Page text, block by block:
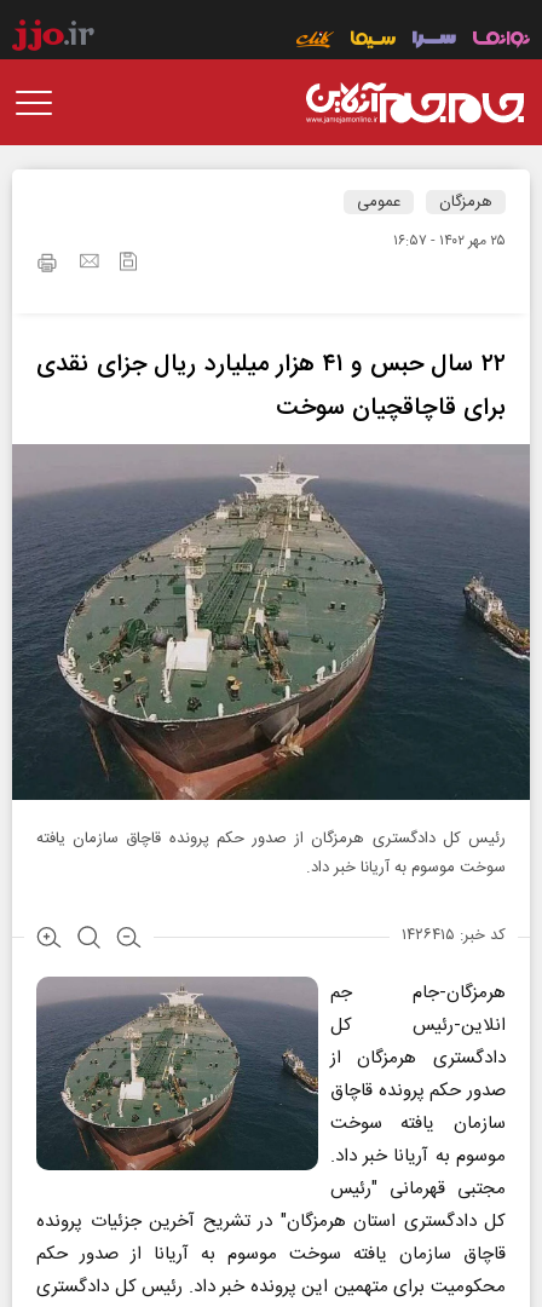
هرمزگان عمومی
۲۵ مهر ۱۴۰۲ - ۱۶:۵۷
۲۲ سال حبس و ۴۱ هزار میلیارد ریال جزای نقدی
برای قاچاقچیان سوخت
رئیس کل دادگستری هرمزگان از صدور حکم پرونده قاچاق سازمان یافته
سوخت موسوم به آریانا خبر داد.
کد خبر: ۱۴۲۶۴۱۵
هرمزگان-جام جم
انلاین-رئیس کل
دادگستری هرمزگان از
صدور حکم پرونده قاچاق
سازمان یافته سوخت
موسوم به آریانا خبر داد.
مجتبی قهرمانی "رئیس
کل دادگستری استان هرمزگان" در تشریح آخرین جزئیات پرونده
قاچاق سازمان یافته سوخت موسوم به آریانا از صدور حکم
محکومیت برای متهمین این پرونده خبر داد. رئیس کل دادگستری